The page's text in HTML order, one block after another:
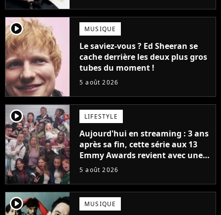
player2 MUSIQUE
Le saviez-vous ? Ed Sheeran se
cache derrière les deux plus gros
tubes du moment !
5 août 2026
player2 LIFESTYLE
Aujourd'hui en streaming : 3 ans
après sa fin, cette série aux 13
Emmy Awards revient avec une
suite... totalement différente
5 août 2026
player2 MUSIQUE